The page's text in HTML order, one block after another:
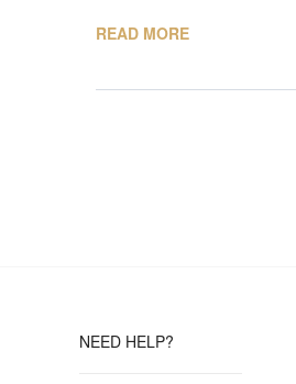
READ MORE
NEED HELP?